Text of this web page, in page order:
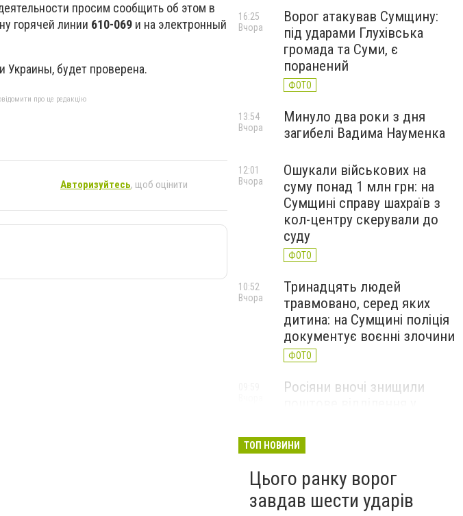
просим сообщить об этом в
горячей линии 610-069 и на электронный
Украины, будет проверена.
про це редакцію
Авторизуйтесь, щоб оцінити
Ворог атакував Сумщину:
під ударами Глухівська
громада та Суми, є
поранений
ФОТО
16:25
Вчора
Минуло два роки з дня
загибелі Вадима Науменка
13:54
Вчора
Ошукали військових на
суму понад 1 млн грн: на
Сумщині справу шахраїв з
кол-центру скерували до
суду
ФОТО
12:01
Вчора
Тринадцять людей
травмовано, серед яких
дитина: на Сумщині поліція
документує воєнні злочини
ФОТО
10:52
Вчора
Росіяни вночі знищили
ФОТО
ТОП НОВИНИ
Цього ранку ворог
завдав шести ударів